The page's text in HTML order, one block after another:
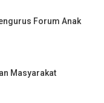
Forum Anak
Masyarakat